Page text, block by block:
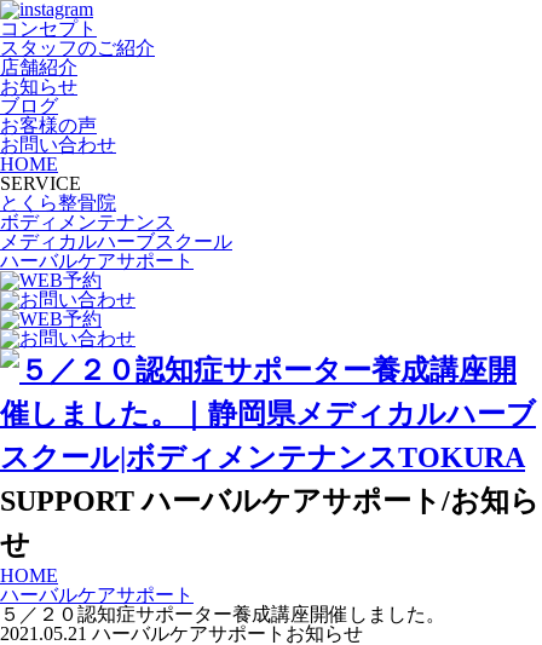
コンセプト
スタッフのご紹介
店舗紹介
お知らせ
ブログ
お客様の声
お問い合わせ
HOME
SERVICE
とくら整骨院
ボディメンテナンス
メディカルハーブスクール
ハーバルケアサポート
SUPPORT ハーバルケアサポート/お知ら
せ
HOME
ハーバルケアサポート
５／２０認知症サポーター養成講座開催しました。
2021.05.21 ハーバルケアサポート お知らせ